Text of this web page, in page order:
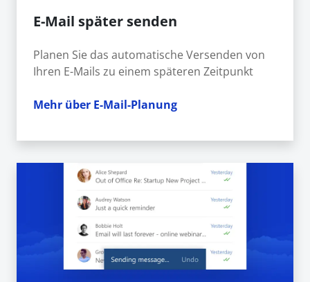
E-Mail später senden
Planen Sie das automatische Versenden von
Ihren E-Mails zu einem späteren Zeitpunkt
Mehr über E-Mail-Planung